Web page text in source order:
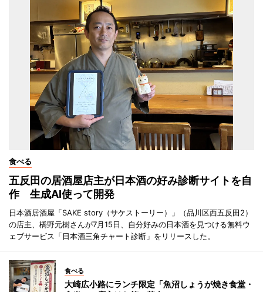
食べる
五反田の居酒屋店主が日本酒の好み診断サイトを自
作 生成AI使って開発
日本酒居酒屋「SAKE story（サケストーリー）」（品川区西五反田2）
の店主、橋野元樹さんが7月15日、自分好みの日本酒を見つける無料ウ
ェブサービス「日本酒三角チャート診断」をリリースした。
食べる
大崎広小路にランチ限定「魚沼しょうが焼き食堂・